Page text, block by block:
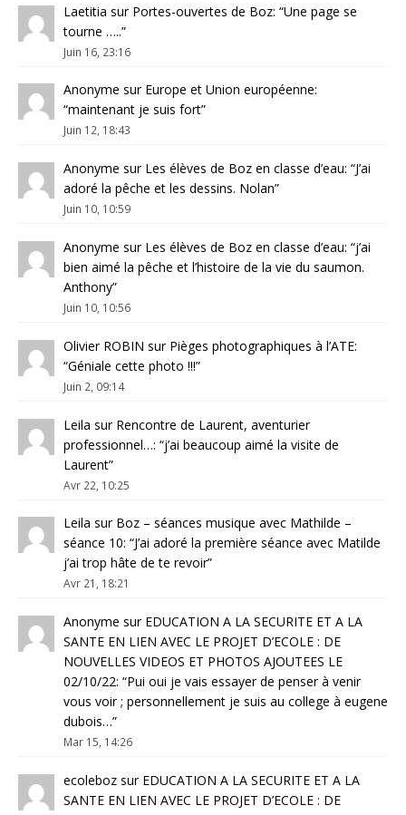
Laetitia sur Portes-ouvertes de Boz: “Une page se
tourne …..”
Juin 16, 23:16
Anonyme sur Europe et Union européenne:
“maintenant je suis fort”
Juin 12, 18:43
Anonyme sur Les élèves de Boz en classe d’eau: “J’ai
adoré la pêche et les dessins. Nolan”
Juin 10, 10:59
Anonyme sur Les élèves de Boz en classe d’eau: “j’ai
bien aimé la pêche et l’histoire de la vie du saumon.
Anthony”
Juin 10, 10:56
Olivier ROBIN sur Pièges photographiques à l’ATE:
“Géniale cette photo !!!”
Juin 2, 09:14
Leila sur Rencontre de Laurent, aventurier
professionnel…: “j’ai beaucoup aimé la visite de
Laurent”
Avr 22, 10:25
Leila sur Boz – séances musique avec Mathilde –
séance 10: “J’ai adoré la première séance avec Matilde
j’ai trop hâte de te revoir”
Avr 21, 18:21
Anonyme sur EDUCATION A LA SECURITE ET A LA
SANTE EN LIEN AVEC LE PROJET D’ECOLE : DE
NOUVELLES VIDEOS ET PHOTOS AJOUTEES LE
02/10/22: “Pui oui je vais essayer de penser à venir
vous voir ; personnellement je suis au college à eugene
dubois…”
Mar 15, 14:26
ecoleboz sur EDUCATION A LA SECURITE ET A LA
SANTE EN LIEN AVEC LE PROJET D’ECOLE : DE